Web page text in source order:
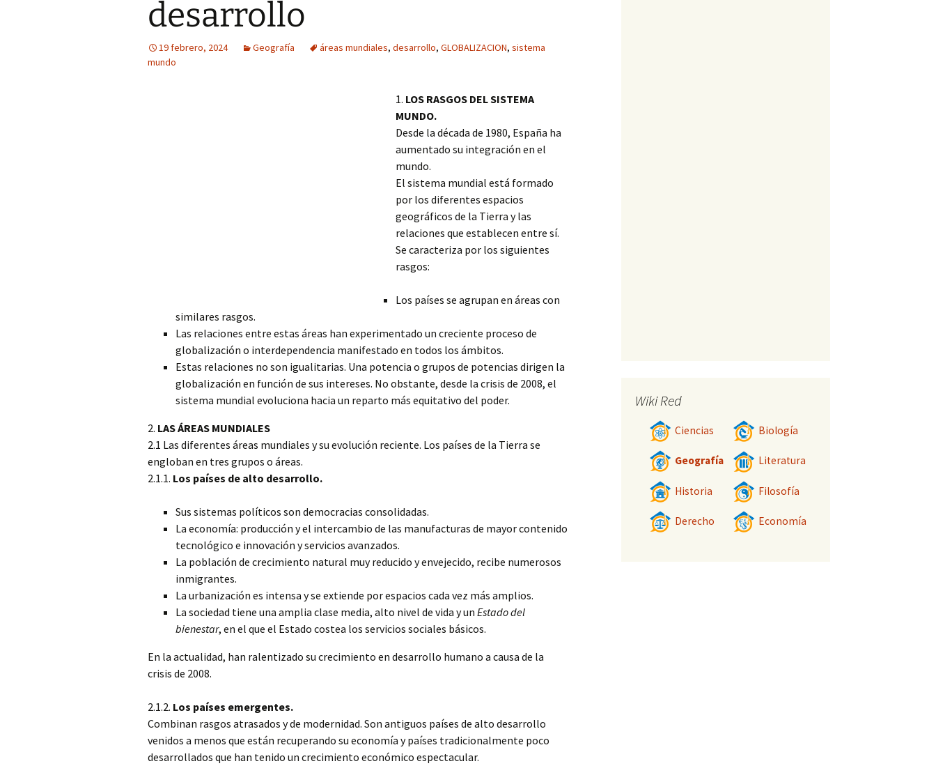
desarrollo
19 febrero, 2024 Geografía áreas mundiales, desarrollo, GLOBALIZACION, sistema
mundo
1. LOS RASGOS DEL SISTEMA
MUNDO.
Desde la década de 1980, España ha
aumentado su integración en el
mundo.
El sistema mundial está formado
por los diferentes espacios
geográficos de la Tierra y las
relaciones que establecen entre sí.
Se caracteriza por los siguientes
rasgos:
Los países se agrupan en áreas con
similares rasgos.
Las relaciones entre estas áreas han experimentado un creciente proceso de
globalización o interdependencia manifestado en todos los ámbitos.
Estas relaciones no son igualitarias. Una potencia o grupos de potencias dirigen la
globalización en función de sus intereses. No obstante, desde la crisis de 2008, el
sistema mundial evoluciona hacia un reparto más equitativo del poder.
2. LAS ÁREAS MUNDIALES
2.1 Las diferentes áreas mundiales y su evolución reciente. Los países de la Tierra se
engloban en tres grupos o áreas.
2.1.1. Los países de alto desarrollo.
Sus sistemas políticos son democracias consolidadas.
La economía: producción y el intercambio de las manufacturas de mayor contenido
tecnológico e innovación y servicios avanzados.
La población de crecimiento natural muy reducido y envejecido, recibe numerosos
inmigrantes.
La urbanización es intensa y se extiende por espacios cada vez más amplios.
La sociedad tiene una amplia clase media, alto nivel de vida y un Estado del
bienestar, en el que el Estado costea los servicios sociales básicos.
En la actualidad, han ralentizado su crecimiento en desarrollo humano a causa de la
crisis de 2008.
2.1.2. Los países emergentes.
Combinan rasgos atrasados y de modernidad. Son antiguos países de alto desarrollo
venidos a menos que están recuperando su economía y países tradicionalmente poco
desarrollados que han tenido un crecimiento económico espectacular.
Wiki Red
Ciencias Biología
Geografía Literatura
Historia Filosofía
Derecho Economía